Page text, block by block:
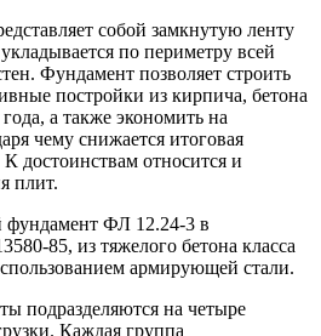
собой замкнутую ленту
по периметру всей
Фундамент позволяет строить
постройки из кирпича, бетона
а также экономить на
чему снижается итоговая
К достоинствам относится и
плит.
фундамент ФЛ 12.24-3 в
85, из тяжелого бетона класса
армирующей стали.
подразделяются на четыре
Каждая группа